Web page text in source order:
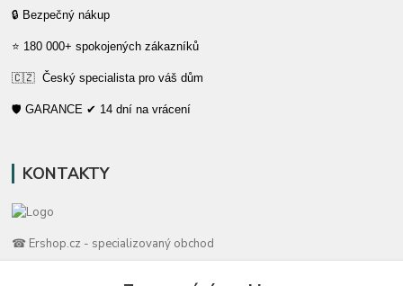
🔒 Bezpečný nákup
⭐ 180 000+ spokojených zákazníků
🇨🇿 Český specialista pro váš dům
🛡️ GARANCE ✔ 14 dní na vrácení
KONTAKTY
☎ Ershop.cz - specializovaný obchod